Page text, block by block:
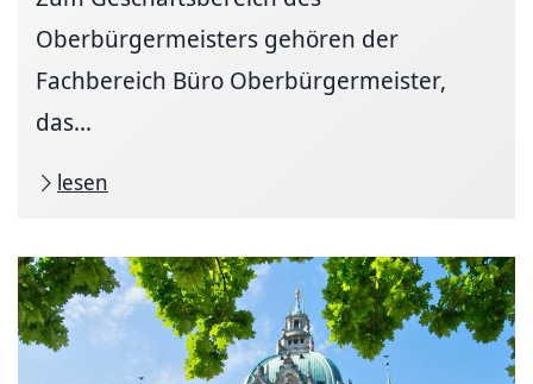
Oberbürgermeisters gehören der
Fachbereich Büro Oberbürgermeister,
das...
lesen